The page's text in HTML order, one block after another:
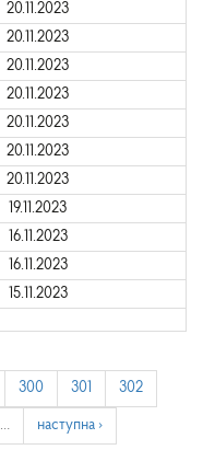
20.11.2023
20.11.2023
20.11.2023
20.11.2023
20.11.2023
20.11.2023
20.11.2023
19.11.2023
16.11.2023
16.11.2023
15.11.2023
300 301 302
… наступна ›